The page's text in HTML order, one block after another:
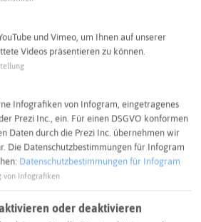
und Vimeo, um Ihnen auf unserer
Videos präsentieren zu können.
Infografiken von Infogram, eingetragenes
Prezi Inc., ein. Für einen DSGVO konformen
Daten durch die Prezi Inc. übernehmen wir
Die Datenschutzbestimmungen für Infogram
Datenschutzbestimmungen für Infogram
von Infografiken
oder deaktivieren